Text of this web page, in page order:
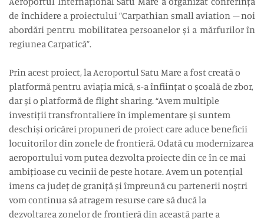
de închidere a proiectului ”Carpathian small aviation – noi
abordări pentru mobilitatea persoanelor și a mărfurilor în
regiunea Carpatică”.
Prin acest proiect, la Aeroportul Satu Mare a fost creată o
platformă pentru aviația mică, s-a înființat o școală de zbor,
dar și o platformă de flight sharing. “Avem multiple
investiții transfrontaliere în implementare și suntem
deschiși oricărei propuneri de proiect care aduce beneficii
locuitorilor din zonele de frontieră. Odată cu modernizarea
aeroportului vom putea dezvolta proiecte din ce în ce mai
ambițioase cu vecinii de peste hotare. Avem un potențial
imens ca județ de graniță și împreună cu partenerii noștri
vom continua să atragem resurse care să ducă la
dezvoltarea zonelor de frontieră din această parte a